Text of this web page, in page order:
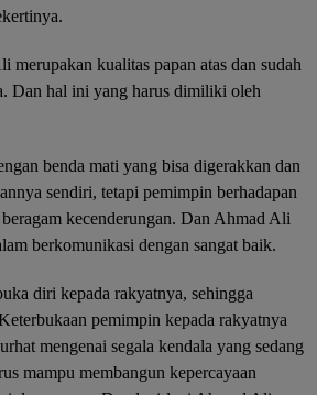
kualitas papan atas dan sudah
Dan hal ini yang harus dimiliki oleh
benda mati yang bisa digerakkan dan
sendiri, tetapi pemimpin berhadapan
kecenderungan. Dan Ahmad Ali
berkomunikasi dengan sangat baik.
diri kepada rakyatnya, sehingga
pemimpin kepada rakyatnya
mengenai segala kendala yang sedang
mampu membangun kepercayaan